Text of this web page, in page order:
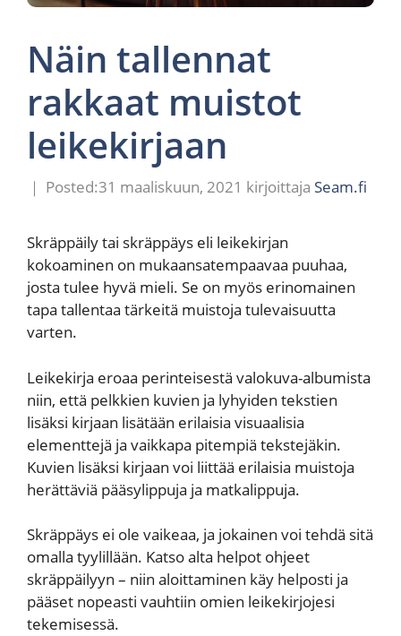
Näin tallennat
rakkaat muistot
leikekirjaan
31 maaliskuun, 2021 kirjoittaja Seam.fi
Skräppäily tai skräppäys eli leikekirjan
kokoaminen on mukaansatempaavaa puuhaa,
josta tulee hyvä mieli. Se on myös erinomainen
tapa tallentaa tärkeitä muistoja tulevaisuutta
varten.
Leikekirja eroaa perinteisestä valokuva-albumista
niin, että pelkkien kuvien ja lyhyiden tekstien
lisäksi kirjaan lisätään erilaisia visuaalisia
elementtejä ja vaikkapa pitempiä tekstejäkin.
Kuvien lisäksi kirjaan voi liittää erilaisia muistoja
herättäviä pääsylippuja ja matkalippuja.
Skräppäys ei ole vaikeaa, ja jokainen voi tehdä sitä
omalla tyylillään. Katso alta helpot ohjeet
skräppäilyyn – niin aloittaminen käy helposti ja
pääset nopeasti vauhtiin omien leikekirjojesi
tekemisessä.